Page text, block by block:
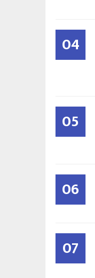
04
05
06
07